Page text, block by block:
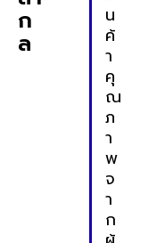
ก
ล
น
ค้
า
คุ
ณ
ภ
า
พ
จ
า
ก